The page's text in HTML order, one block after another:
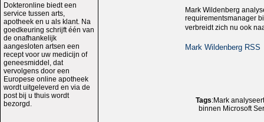
Dokteronline biedt een
service tussen arts,
apotheek en u als klant. Na
goedkeuring schrijft één van
de onafhankelijk
aangesloten artsen een
recept voor uw medicijn of
geneesmiddel, dat
vervolgens door een
Europese online apotheek
wordt uitgeleverd en via de
post bij u thuis wordt
bezorgd.
Mark Wildenberg
requirementsmanager
verbreidt zich nu ook
Mark Wildenberg RSS
Tags:Mark
binnen Microsoft